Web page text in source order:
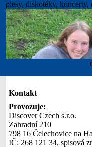
plesy, diskotéky,
Kontakt
Provozuje:
Discover Czech s.r.o.
Zahradní 210
798 16 Čelechovice na
IČ: 268 121 34, spisová